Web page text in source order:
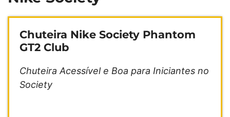
Chuteira Nike Society Phantom
GT2 Club
Chuteira Acessível e Boa para Iniciantes no
Society